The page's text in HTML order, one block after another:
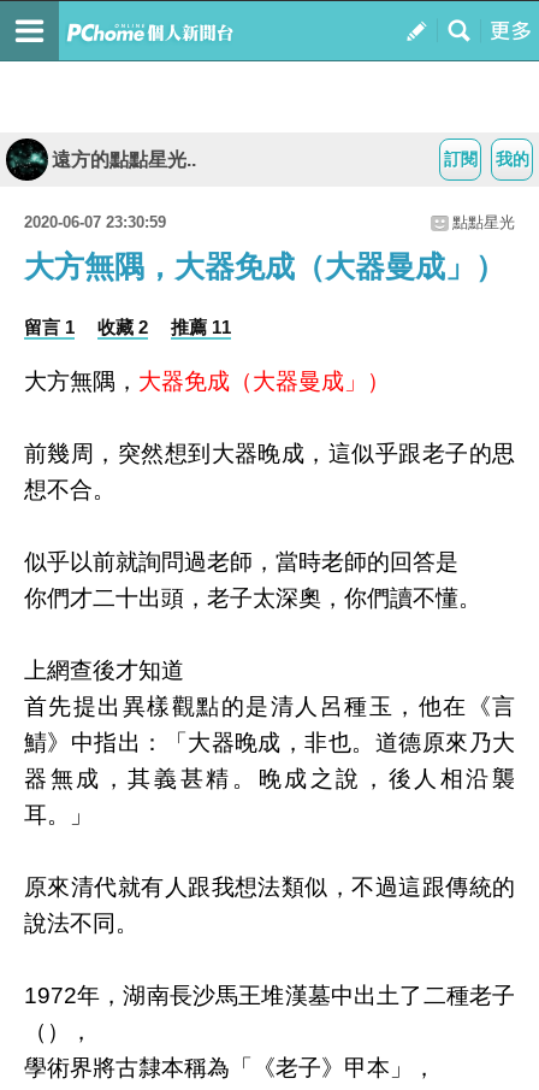
我的
訂閱
遠方的點點星光..
2020-06-07 23:30:59 點點星光
大方無隅，大器免成（大器曼成」）
留言 1 收藏 2 推薦 11
大方無隅， 大器免成（大器曼成」）
前幾周，突然想到大器晚成，這似乎跟老子的思
想不合。
似乎以前就詢問過老師，當時老師的回答是
你們才二十出頭，老子太深奧，你們讀不懂。
上網查後才知道
首先提出異樣觀點的是清人呂種玉，他在《言
鯖》中指出：「大器晚成，非也。道德原來乃大
器無成，其義甚精。晚成之說，後人相沿襲
耳。」
原來清代就有人跟我想法類似，不過這跟傳統的
說法不同。
1972年，湖南長沙馬王堆漢墓中出土了二種老子
（），
學術界將古隸本稱為「《老子》甲本」，